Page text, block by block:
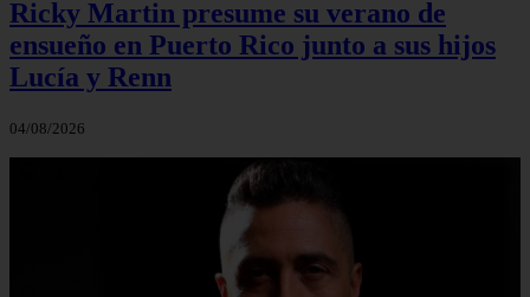
Ricky Martin presume su verano de
ensueño en Puerto Rico junto a sus hijos
Lucía y Renn
04/08/2026